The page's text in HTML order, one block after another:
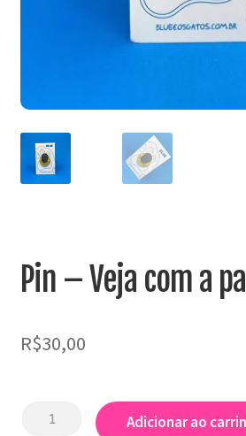
Search
for:
Pin – Veja com a
R$30,00
Adicionar ao